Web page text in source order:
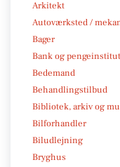
Arkitekt
Autoværksted /
Bager
Bank og pengeinstitut
Bedemand
Behandlingstilbud
Bibliotek, arkiv og
Bilforhandler
Biludlejning
Bryghus